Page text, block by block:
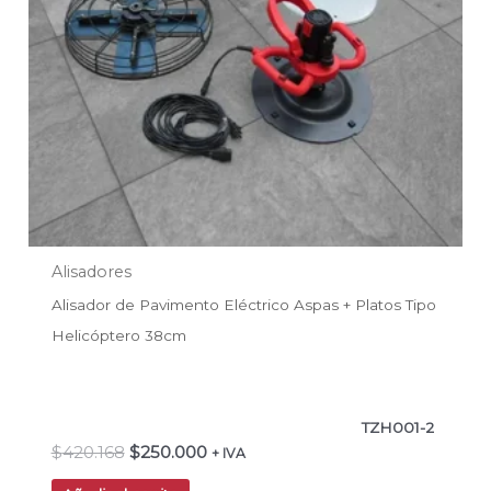
Alisadores
Alisador de Pavimento Eléctrico Aspas + Platos Tipo
Helicóptero 38cm
TZH001-2
$420.168 $250.000 + IVA